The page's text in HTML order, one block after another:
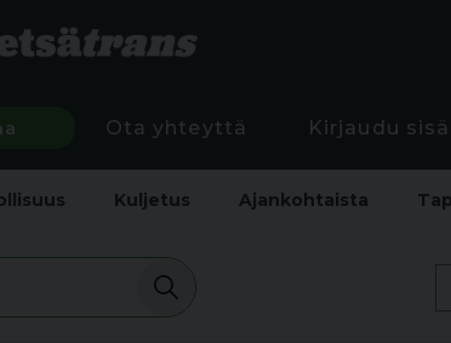
Ota yhteyttä Kirjaudu
Kuljetus Ajankohtaista